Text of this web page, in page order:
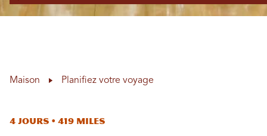
Maison Planifiez votre voyage
4 jours • 419 miles